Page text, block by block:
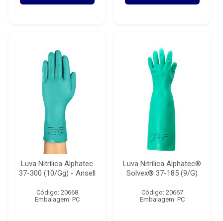
Luva Nitrílica Alphatec
37-300 (10/Gg) - Ansell
Código: 20668
Embalagem: PC
Luva Nitrílica Alphatec®
Solvex® 37-185 (9/G)
Código: 20667
Embalagem: PC